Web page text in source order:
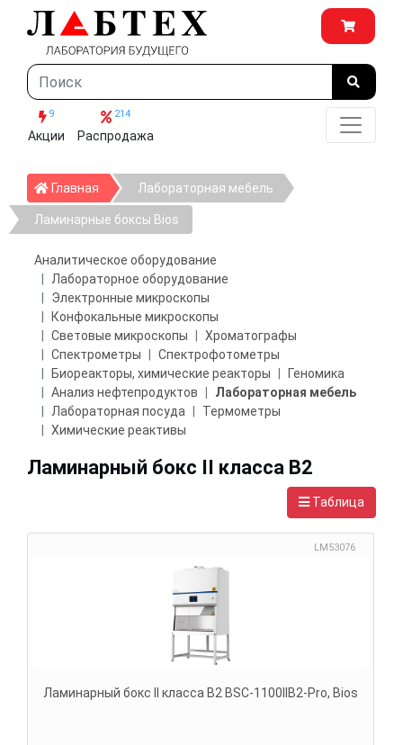
9
Акции
214
Распродажа
Главная ГлавнаяЛабораторная мебель
Ламинарные боксы Bios
Аналитическое оборудование
Лабораторное оборудование
Электронные микроскопы
Конфокальные микроскопы
Световые микроскопы
Хроматографы
Спектрометры
Спектрофотометры
Биореакторы, химические реакторы
Геномика
Анализ нефтепродуктов
Лабораторная мебель
Лабораторная посуда
Термометры
Химические реактивы
Ламинарный бокс II класса B2
Таблица
LM53076
Ламинарный бокс II класса B2 BSC-1100IIB2-Pro, Bios